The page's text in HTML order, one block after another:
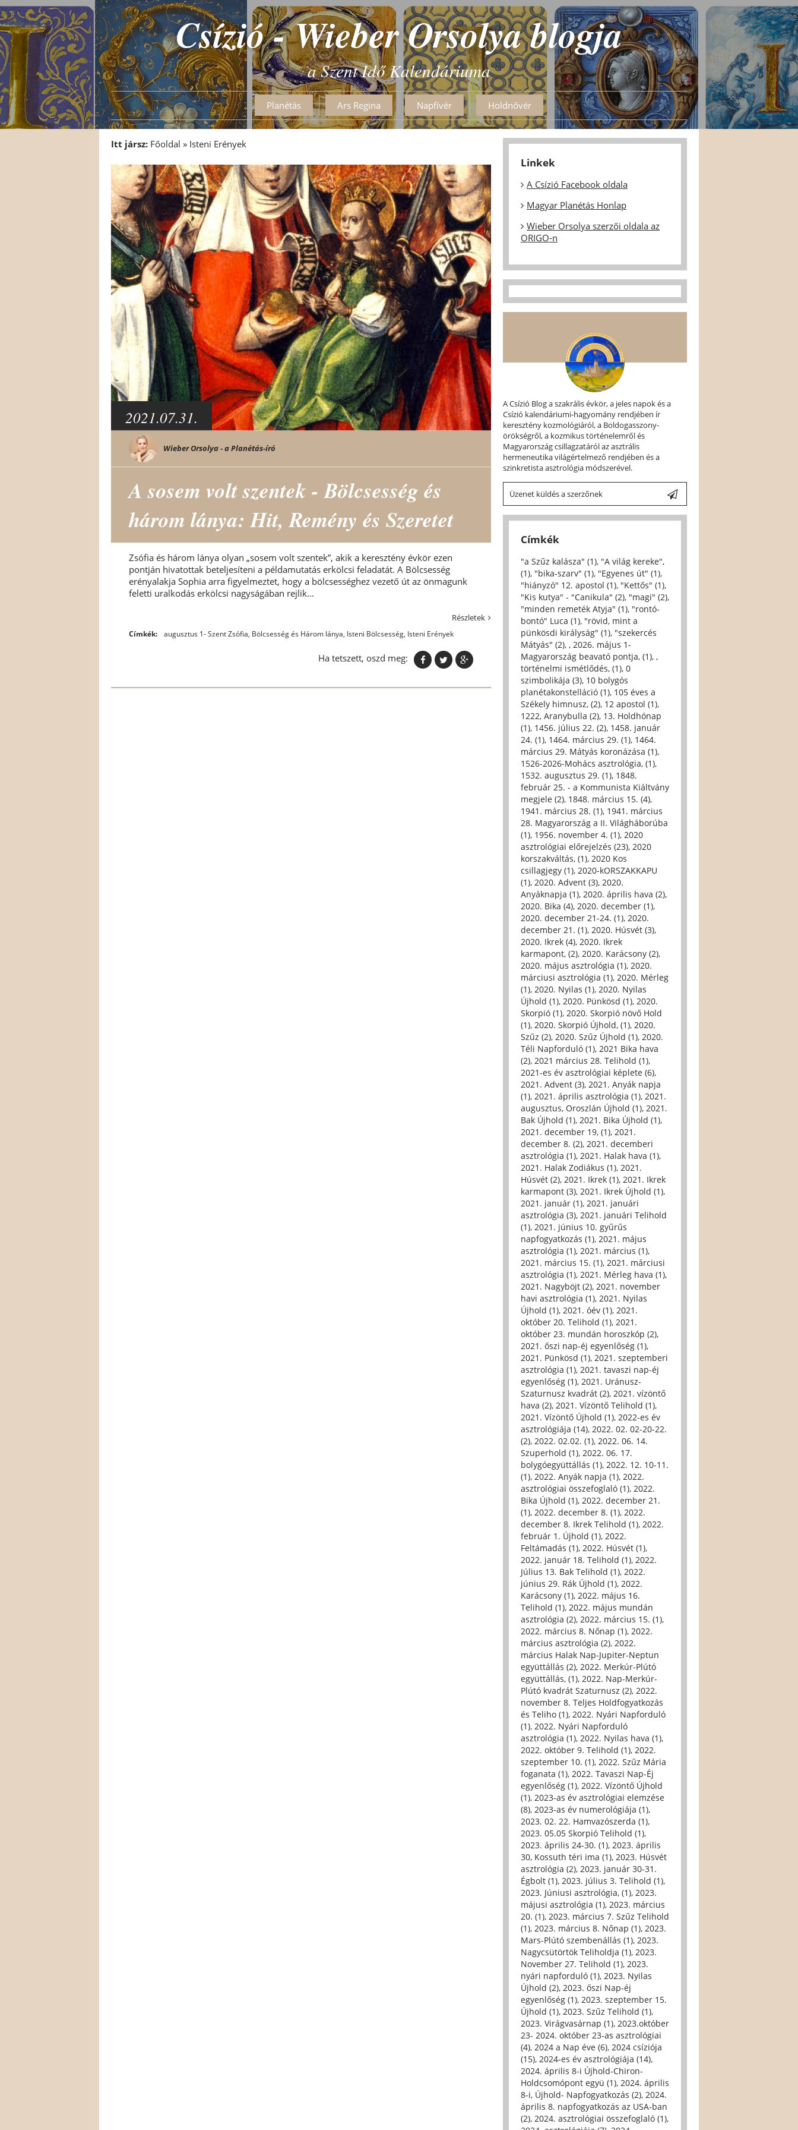
Csízió - Wieber Orsolya blogja
a Szent Idő Kalendáriuma
Planétás Ars Regina Napfívér Holdnővér
Itt jársz: Főoldal » Isteni Erények
2021.07.31.
Wieber Orsolya - a Planétás-író
A sosem volt szentek - Bölcsesség és
három lánya: Hit, Remény és Szeretet
Zsófia és három lánya olyan „sosem volt szentek”, akik a keresztény évkör ezen
pontján hivatottak beteljesíteni a példamutatás erkölcsi feladatát. A Bölcsesség
erényalakja Sophia arra figyelmeztet, hogy a bölcsességhez vezető út az önmagunk
feletti uralkodás erkölcsi nagyságában rejlik...
Részletek
Címkék: augusztus 1- Szent Zsófia, Bölcsesség és Három lánya, Isteni Bölcsesség, Isteni Erények
Ha tetszett, oszd meg:
Linkek
A Csízió Facebook oldala
Magyar Planétás Honlap
Wieber Orsolya szerzői oldala az
ORIGO-n
A Csízió Blog a szakrális évkör, a jeles napok és a
Csízió kalendáriumi-hagyomány rendjében ír
keresztény kozmológiáról, a Boldogasszony-
örökségről, a kozmikus történelemről és
Magyarország csillagzatáról az asztrális
hermeneutika világértelmező rendjében és a
szinkretista asztrológia módszerével.
Üzenet küldés a szerzőnek
Címkék
"a Szűz kalásza" (1), "A világ kereke",
(1), "bika-szarv" (1), "Egyenes út" (1),
"hiányzó" 12. apostol (1), "Kettős" (1),
"Kis kutya" - "Canikula" (2), "magi" (2),
"minden remeték Atyja" (1), "rontó-
bontó" Luca (1), "rövid, mint a
pünkösdi királyság" (1), "szekercés
Mátyás" (2), , 2026. május 1-
Magyarország beavató pontja, (1), ,
történelmi ismétlődés, (1), 0
szimbolikája (3), 10 bolygós
planétakonstelláció (1), 105 éves a
Székely himnusz, (2), 12 apostol (1),
1222, Aranybulla (2), 13. Holdhónap
(1), 1456. július 22. (2), 1458. január
24. (1), 1464. március 29. (1), 1464.
március 29. Mátyás koronázása (1),
1526-2026-Mohács asztrológia, (1),
1532. augusztus 29. (1), 1848.
február 25. - a Kommunista Kiáltvány
megjele (2), 1848. március 15. (4),
1941. március 28. (1), 1941. március
28. Magyarország a II. Világháborúba
(1), 1956. november 4. (1), 2020
asztrológiai előrejelzés (23), 2020
korszakváltás, (1), 2020 Kos
csillagjegy (1), 2020-kORSZAKKAPU
(1), 2020. Advent (3), 2020.
Anyáknapja (1), 2020. április hava (2),
2020. Bika (4), 2020. december (1),
2020. december 21-24. (1), 2020.
december 21. (1), 2020. Húsvét (3),
2020. Ikrek (4), 2020. Ikrek
karmapont, (2), 2020. Karácsony (2),
2020. május asztrológia (1), 2020.
márciusi asztrológia (1), 2020. Mérleg
(1), 2020. Nyilas (1), 2020. Nyilas
Újhold (1), 2020. Pünkösd (1), 2020.
Skorpió (1), 2020. Skorpió növő Hold
(1), 2020. Skorpió Újhold, (1), 2020.
Szűz (2), 2020. Szűz Újhold (1), 2020.
Téli Napforduló (1), 2021 Bika hava
(2), 2021 március 28. Telihold (1),
2021-es év asztrológiai képlete (6),
2021. Advent (3), 2021. Anyák napja
(1), 2021. április asztrológia (1), 2021.
augusztus, Oroszlán Újhold (1), 2021.
Bak Újhold (1), 2021. Bika Újhold (1),
2021. december 19, (1), 2021.
december 8. (2), 2021. decemberi
asztrológia (1), 2021. Halak hava (1),
2021. Halak Zodiákus (1), 2021.
Húsvét (2), 2021. Ikrek (1), 2021. Ikrek
karmapont (3), 2021. Ikrek Újhold (1),
2021. január (1), 2021. januári
asztrológia (3), 2021. januári Telihold
(1), 2021. június 10. gyűrűs
napfogyatkozás (1), 2021. május
asztrológia (1), 2021. március (1),
2021. március 15. (1), 2021. márciusi
asztrológia (1), 2021. Mérleg hava (1),
2021. Nagyböjt (2), 2021. november
havi asztrológia (1), 2021. Nyilas
Újhold (1), 2021. óév (1), 2021.
október 20. Telihold (1), 2021.
október 23. mundán horoszkóp (2),
2021. őszi nap-éj egyenlőség (1),
2021. Pünkösd (1), 2021. szeptemberi
asztrológia (1), 2021. tavaszi nap-éj
egyenlőség (1), 2021. Uránusz-
Szaturnusz kvadrát (2), 2021. vízöntő
hava (2), 2021. Vízöntő Telihold (1),
2021. Vízöntő Újhold (1), 2022-es év
asztrológiája (14), 2022. 02. 02-20-22.
(2), 2022. 02.02. (1), 2022. 06. 14.
Szuperhold (1), 2022. 06. 17.
bolygóegyüttállás (1), 2022. 12. 10-11.
(1), 2022. Anyák napja (1), 2022.
asztrológiai összefoglaló (1), 2022.
Bika Újhold (1), 2022. december 21.
(1), 2022. december 8. (1), 2022.
december 8. Ikrek Telihold (1), 2022.
február 1. Újhold (1), 2022.
Feltámadás (1), 2022. Húsvét (1),
2022. január 18. Telihold (1), 2022.
Július 13. Bak Telihold (1), 2022.
június 29. Rák Újhold (1), 2022.
Karácsony (1), 2022. május 16.
Telihold (1), 2022. május mundán
asztrológia (2), 2022. március 15. (1),
2022. március 8. Nőnap (1), 2022.
március asztrológia (2), 2022.
március Halak Nap-Jupiter-Neptun
együttállás (2), 2022. Merkúr-Plútó
együttállás, (1), 2022. Nap-Merkúr-
Plútó kvadrát Szaturnusz (2), 2022.
november 8. Teljes Holdfogyatkozás
és Teliho (1), 2022. Nyári Napforduló
(1), 2022. Nyári Napforduló
asztrológia (1), 2022. Nyilas hava (1),
2022. október 9. Telihold (1), 2022.
szeptember 10. (1), 2022. Szűz Mária
foganata (1), 2022. Tavaszi Nap-Éj
egyenlőség (1), 2022. Vízöntő Újhold
(1), 2023-as év asztrológiai elemzése
(8), 2023-as év numerológiája (1),
2023. 02. 22. Hamvazószerda (1),
2023. 05.05 Skorpió Telihold (1),
2023. április 24-30. (1), 2023. április
30, Kossuth téri ima (1), 2023. Húsvét
asztrológia (2), 2023. január 30-31.
Égbolt (1), 2023. július 3. Telihold (1),
2023. Júniusi asztrológia, (1), 2023.
májusi asztrológia (1), 2023. március
20. (1), 2023. március 7. Szűz Telihold
(1), 2023. március 8. Nőnap (1), 2023.
Mars-Plútó szembenállás (1), 2023.
Nagycsütörtök Teliholdja (1), 2023.
November 27. Telihold (1), 2023.
nyári napforduló (1), 2023. Nyilas
Újhold (2), 2023. őszi Nap-éj
egyenlőség (1), 2023. szeptember 15.
Újhold (1), 2023. Szűz Telihold (1),
2023. Virágvasárnap (1), 2023.október
23- 2024. október 23-as asztrológiai
(4), 2024 a Nap éve (6), 2024 csíziója
(15), 2024-es év asztrológiája (14),
2024. április 8-i Újhold-Chiron-
Holdcsomópont együ (1), 2024. április
8-i, Újhold- Napfogyatkozás (2), 2024.
április 8. napfogyatkozás az USA-ban
(2), 2024. asztrológiai összefoglaló (1),